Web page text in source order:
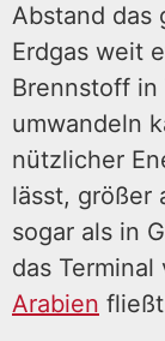
Abstand das
Erdgas weit
Brennstoff in
umwandeln
nützlicher
lässt, größer
sogar als in
das Terminal
Arabien